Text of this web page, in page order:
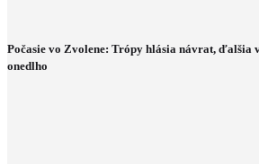
Počasie vo Zvolene: Trópy hlásia návrat, ďalšia
onedlho